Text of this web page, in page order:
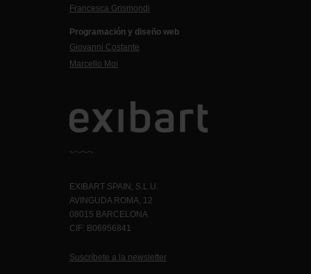
Francesca Grismondi
Programación y diseño web
Giovanni Costante
Marcello Moi
EXIBART SPAIN, S.L.U.
AVINGUDA ROMA, 12
08015 BARCELONA
CIF: B06956841
Suscríbete a la newsletter